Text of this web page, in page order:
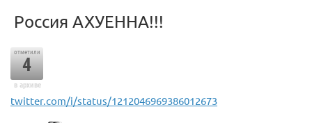
Россия АХУЕННА!!!
отметили
4
в архиве
twitter.com/i/status/1212046969386012673